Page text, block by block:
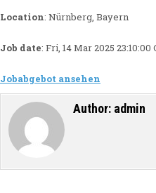
Location: Nürnberg, Bayern
Job date: Fri, 14 Mar 2025 23:10:00
Jobabgebot ansehen
Author: admin